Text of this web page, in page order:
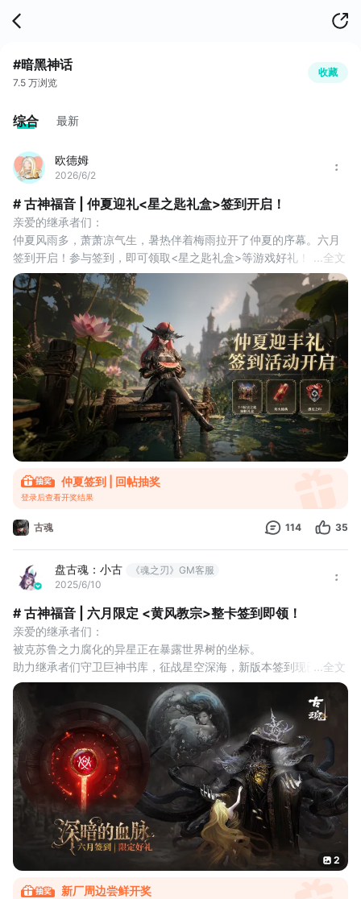
#暗黑神话
7.5 万浏览
收藏
综合 最新
欧德姆
2026/6/2
# 古神福音 | 仲夏迎礼<星之匙礼盒>签到开启！
亲爱的继承者们：
仲夏风雨多，萧萧凉气生，暑热伴着梅雨拉开了仲夏的序幕。六月
签到开启！参与签到，即可领取<星之匙礼盒>等游戏好礼！文末还
有兑换码等你来领~
签到时抽取祝福卡片，集齐指定卡片，还能获取价值超过1000元的
活动限定礼包哦！
当烈日悬于阿斯加德穹顶，永恒之枪的光辉转为绵长。仲夏是诸神
赋予凡人的不眠庆典，让花环与篝火点燃你眼底的星芒，让一切烦
忧，焚烧于苏鲁特挥剑而落的灼热意志中。
▌活动时
全文
仲夏签到 | 回帖抽奖
登录后查看开奖结果
古魂 114 35
盘古魂：小古
《魂之刃》GM客服
2025/6/10
# 古神福音 | 六月限定 <黄风教宗>整卡签到即领！
亲爱的继承者们：
被克苏鲁之力腐化的异星正在暴露世界树的坐标。
助力继承者们守卫巨神书库，征战星空深海，新版本签到现已开
启！
参与签到，即可领取<原初魂核-黄风教宗>（整卡）、<深渊灵魂圣
文>等稀有奖励~
集齐指定卡片，还能获得最高价值648元【传说装备补给】限定礼
包！
▌参与方式及奖励
★ 签到集卡
1、活动期间，继承者们可在上述链接TapTap社区累计签到，满对
应天数即可获得相应奖励。
全文
2
新厂周边尝鲜开奖